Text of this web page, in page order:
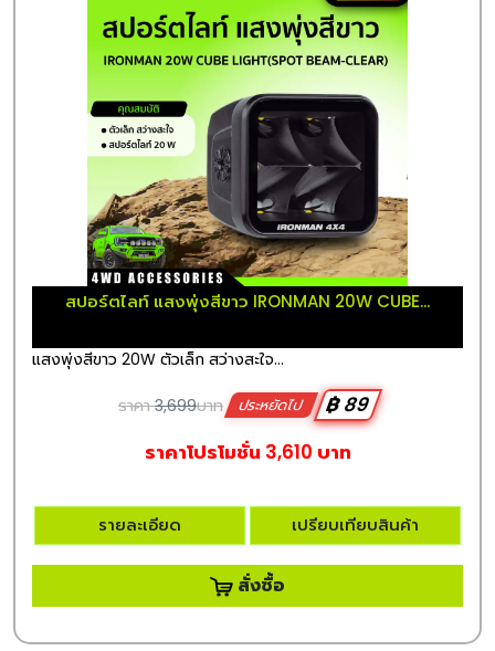
สปอร์ตไลท์ แสงพุ่งสีขาว IRONMAN 20W CUBE...
แสงพุ่งสีขาว 20W ตัวเล็ก สว่างสะใจ...
ราคา3,699บาท ประหยัดไป
฿ 89
ราคาโปรโมชั่น 3,610 บาท
รายละเอียด เปรียบเทียบสินค้า
สั่งซื้อ